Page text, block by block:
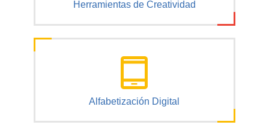
Herramientas de Creatividad
Alfabetización Digital